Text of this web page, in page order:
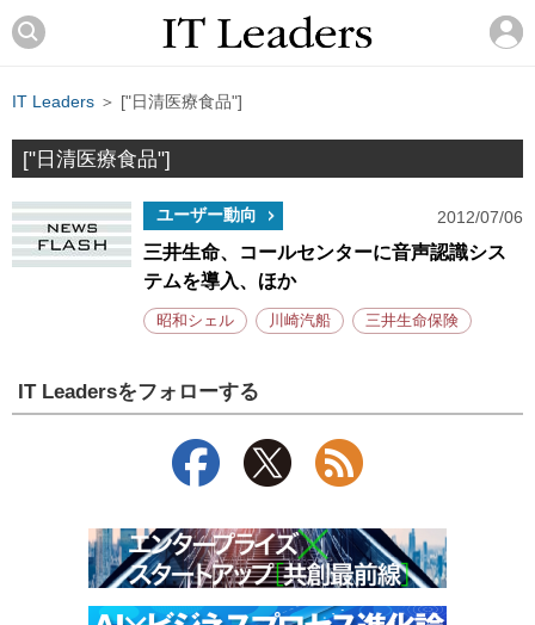
IT Leaders ＞ ["日清医療食品"]
["日清医療食品"]
ユーザー動向 2012/07/06
三井生命、コールセンターに音声認識シス
テムを導入、ほか
昭和シェル 川崎汽船 三井生命保険
IT Leadersをフォローする